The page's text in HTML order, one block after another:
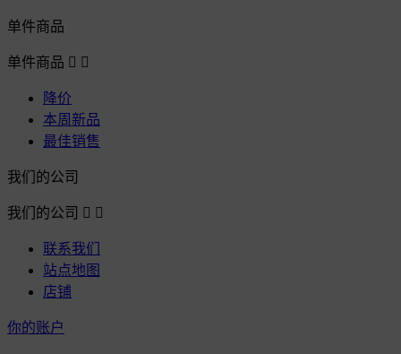
单件商品
单件商品  
降价
本周新品
最佳销售
我们的公司
我们的公司  
联系我们
站点地图
店铺
你的账户